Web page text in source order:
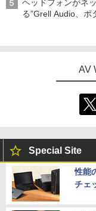
ヘッドフォンがネ
る”Grell Audio、ポ
AV
Special Site
性能
チェ